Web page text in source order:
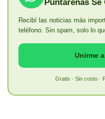
Puntarenas
Recibí las noticias más
teléfono. Sin spam, solo lo
Unirme
Gratis · Sin costo ·